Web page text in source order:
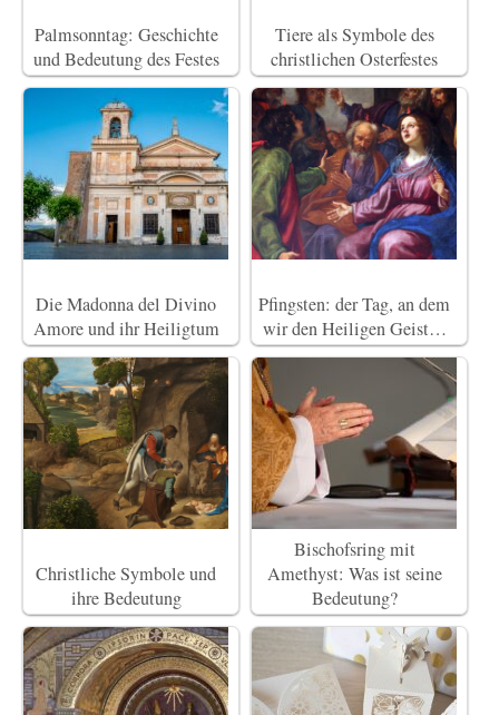
Palmsonntag: Geschichte
und Bedeutung des Festes
Tiere als Symbole des
christlichen Osterfestes
Die Madonna del Divino
Amore und ihr Heiligtum
Pfingsten: der Tag, an dem
wir den Heiligen Geist…
Christliche Symbole und
ihre Bedeutung
Bischofsring mit
Amethyst: Was ist seine
Bedeutung?